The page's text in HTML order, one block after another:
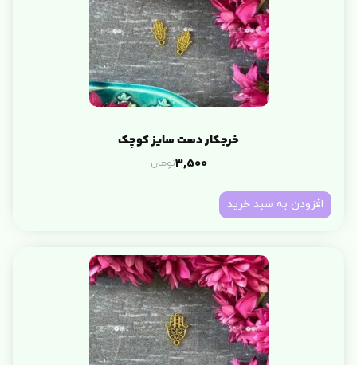
خرجکار دست سایز کوچک
3,500تومان
افزودن به سبد خرید